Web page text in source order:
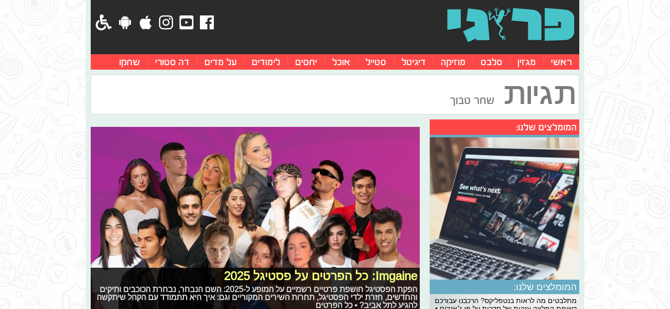
ראשי מגזין סלבס מוזיקה דיגיטל סטייל אוכל יחסים לימודים על מדים דה סטורי שחקו
תגיות שחר טבוך
Imgaine: כל הפרטים על פסטיגל 2025
הפקת הפסטיגל חושפת פרטיים רשמיים על המופע ל-2025: השם הנבחר, נבחרת הכוכבים ותיקים
והחדשים, חזרת ילדי הפסטיגל, תחרות השירים המקוריים וגם: איך היא תתמודד עם הקהל שיתקשה
להגיע לתל אביב? • כל הפרטים
המומלצים שלנו:
המומלצים שלנו:
מתלבטים מה לראות בנטפליקס? הרכבנו עבורכם